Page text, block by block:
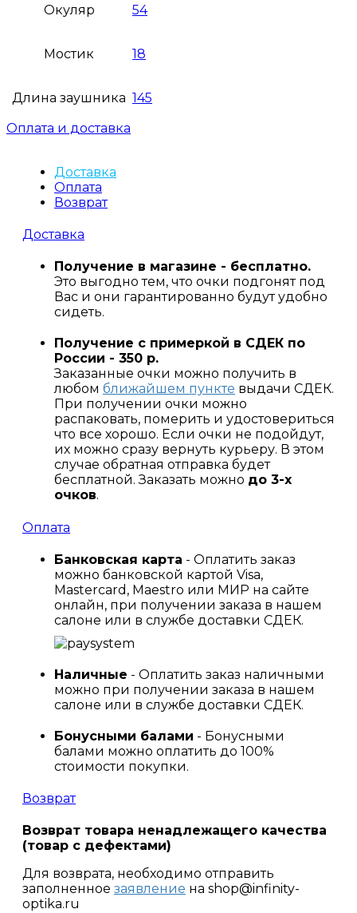
Окуляр 54
Мостик 18
Длина заушника 145
Оплата и доставка
Доставка
Оплата
Возврат
Доставка
Получение в магазине - бесплатно.
Это выгодно тем, что очки подгонят под
Вас и они гарантированно будут удобно
сидеть.
Получение с примеркой в СДЕК по
России - 350 р.
Заказанные очки можно получить в
любом ближайшем пункте выдачи СДЕК.
При получении очки можно
распаковать, померить и удостовериться
что все хорошо. Если очки не подойдут,
их можно сразу вернуть курьеру. В этом
случае обратная отправка будет
бесплатной. Заказать можно до 3-х
очков.
Оплата
Банковская карта - Оплатить заказ
можно банковской картой Visa,
Mastercard, Maestro или МИР на сайте
онлайн, при получении заказа в нашем
салоне или в службе доставки СДЕК.
Наличные - Оплатить заказ наличными
можно при получении заказа в нашем
салоне или в службе доставки СДЕК.
Бонусными балами - Бонусными
балами можно оплатить до 100%
стоимости покупки.
Возврат
Возврат товара ненадлежащего качества
(товар с дефектами)
Для возврата, необходимо отправить
заполненное заявление на shop@infinity-
optika.ru